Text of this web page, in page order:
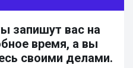
запишут вас на
время, а вы
своими делами.